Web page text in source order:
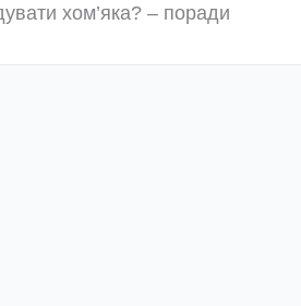
хом’яка? – поради